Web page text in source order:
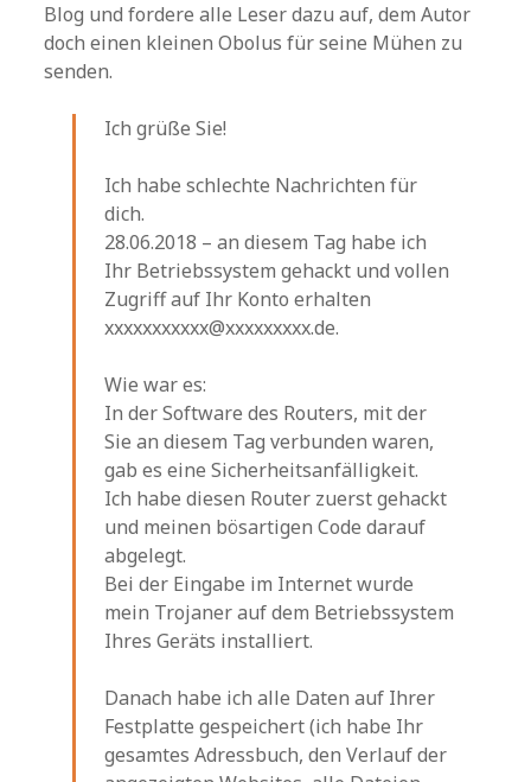
Blog und fordere alle Leser dazu auf, dem Autor
doch einen kleinen Obolus für seine Mühen zu
senden.
Ich grüße Sie!
Ich habe schlechte Nachrichten für
dich.
28.06.2018 – an diesem Tag habe ich
Ihr Betriebssystem gehackt und vollen
Zugriff auf Ihr Konto erhalten
xxxxxxxxxxx@xxxxxxxxx.de.
Wie war es:
In der Software des Routers, mit der
Sie an diesem Tag verbunden waren,
gab es eine Sicherheitsanfälligkeit.
Ich habe diesen Router zuerst gehackt
und meinen bösartigen Code darauf
abgelegt.
Bei der Eingabe im Internet wurde
mein Trojaner auf dem Betriebssystem
Ihres Geräts installiert.
Danach habe ich alle Daten auf Ihrer
Festplatte gespeichert (ich habe Ihr
gesamtes Adressbuch, den Verlauf der